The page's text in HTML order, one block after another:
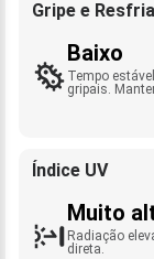
Gripe e
Baixo
Tempo
gripais.
Índice UV
Muito
Radiação
direta.